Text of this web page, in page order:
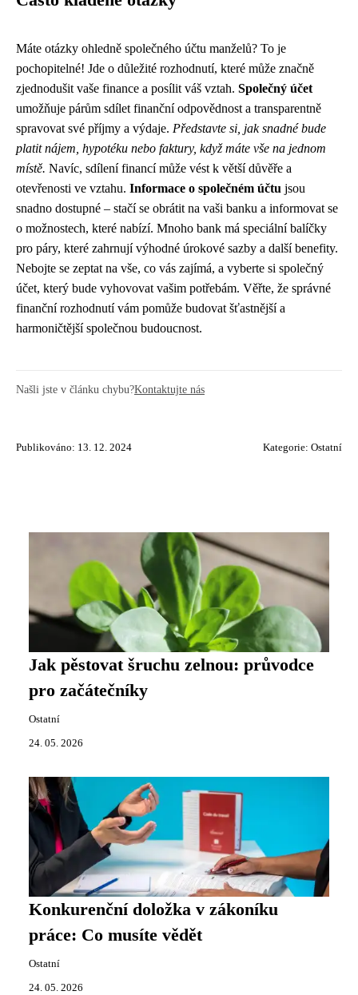
Máte otázky ohledně společného účtu manželů? To je
pochopitelné! Jde o důležité rozhodnutí, které může značně
zjednodušit vaše finance a posílit váš vztah. Společný účet
umožňuje párům sdílet finanční odpovědnost a transparentně
spravovat své příjmy a výdaje. Představte si, jak snadné bude
platit nájem, hypotéku nebo faktury, když máte vše na jednom
místě. Navíc, sdílení financí může vést k větší důvěře a
otevřenosti ve vztahu. Informace o společném účtu jsou
snadno dostupné – stačí se obrátit na vaši banku a informovat se
o možnostech, které nabízí. Mnoho bank má speciální balíčky
pro páry, které zahrnují výhodné úrokové sazby a další benefity.
Nebojte se zeptat na vše, co vás zajímá, a vyberte si společný
účet, který bude vyhovovat vašim potřebám. Věřte, že správné
finanční rozhodnutí vám pomůže budovat šťastnější a
harmoničtější společnou budoucnost.
Našli jste v článku chybu?Kontaktujte nás
Publikováno: 13. 12. 2024 Kategorie: Ostatní
Jak pěstovat šruchu zelnou: průvodce
pro začátečníky
Ostatní
24. 05. 2026
Konkurenční doložka v zákoníku
práce: Co musíte vědět
Ostatní
24. 05. 2026